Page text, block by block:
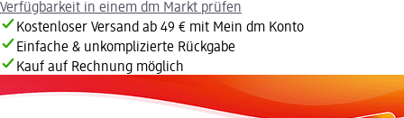
Verfügbarkeit in einem dm Markt prüfen
Kostenloser Versand ab 49 € mit Mein dm Konto
Einfache & unkomplizierte Rückgabe
Kauf auf Rechnung möglich